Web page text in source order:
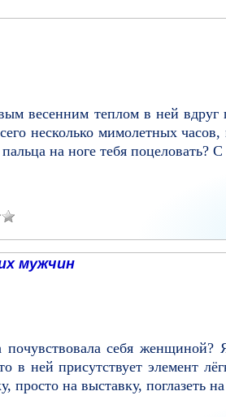
весенним теплом в ней вдруг
несколько мимолетных
на ноге тебя поцеловать? С
мужчин
себя женщиной?
в ней присутствует элемент
на выставку, поглазеть